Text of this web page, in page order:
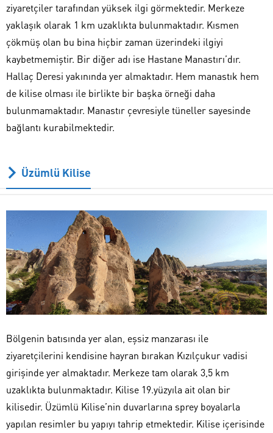
ziyaretçiler tarafından yüksek ilgi görmektedir. Merkeze
yaklaşık olarak 1 km uzaklıkta bulunmaktadır. Kısmen
çökmüş olan bu bina hiçbir zaman üzerindeki ilgiyi
kaybetmemiştir. Bir diğer adı ise Hastane Manastırı’dır.
Hallaç Deresi yakınında yer almaktadır. Hem manastık hem
de kilise olması ile birlikte bir başka örneği daha
bulunmamaktadır. Manastır çevresiyle tüneller sayesinde
bağlantı kurabilmektedir.
Üzümlü Kilise
Bölgenin batısında yer alan, eşsiz manzarası ile
ziyaretçilerini kendisine hayran bırakan Kızılçukur vadisi
girişinde yer almaktadır. Merkeze tam olarak 3,5 km
uzaklıkta bulunmaktadır. Kilise 19.yüzyıla ait olan bir
kilisedir. Üzümlü Kilise’nin duvarlarına sprey boyalarla
yapılan resimler bu yapıyı tahrip etmektedir. Kilise içerisinde